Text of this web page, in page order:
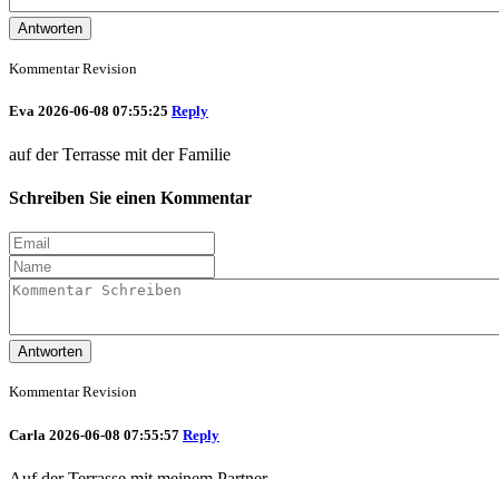
Antworten
Kommentar Revision
Eva 2026-06-08 07:55:25 Reply
auf der Terrasse mit der Familie
Schreiben Sie einen Kommentar
Antworten
Kommentar Revision
Carla 2026-06-08 07:55:57 Reply